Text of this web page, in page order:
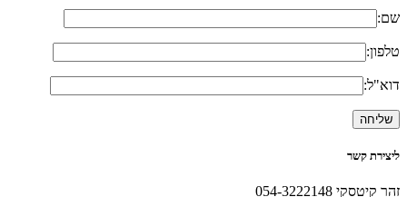
שם:
טלפון:
דוא"ל:
ליצירת קשר
זהר קיטסקי 054-3222148